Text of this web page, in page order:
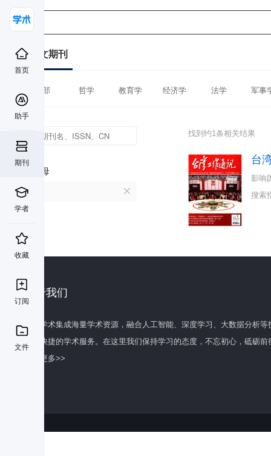
首页
助手
期刊
学者
收藏
订阅
文件
中文期刊
全部 哲学 教育学 经济学 法学 军事
首字母
T
找到约1条相关结果
台
影响
搜索
关于我们
百度学术集成海量学术资源，融合人工智能、深度学习、大数据分析
全面快捷的学术服务。在这里我们保持学习的态度，不忘初心，砥砺前
了解更多>>